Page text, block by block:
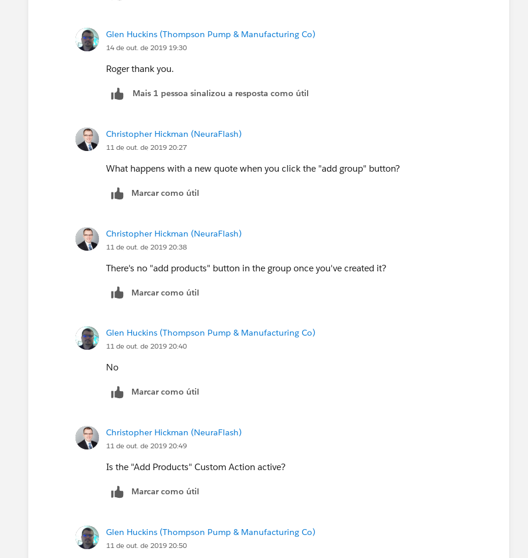
Glen Huckins (Thompson Pump & Manufacturing Co)
14 de out. de 2019 19:30
Roger thank you.
Mais 1 pessoa sinalizou a resposta como útil
Christopher Hickman (NeuraFlash)
11 de out. de 2019 20:27
What happens with a new quote when you click the "add group" button?
Marcar como útil
Christopher Hickman (NeuraFlash)
11 de out. de 2019 20:38
There's no "add products" button in the group once you've created it?
Marcar como útil
Glen Huckins (Thompson Pump & Manufacturing Co)
11 de out. de 2019 20:40
No
Marcar como útil
Christopher Hickman (NeuraFlash)
11 de out. de 2019 20:49
Is the "Add Products" Custom Action active?
Marcar como útil
Glen Huckins (Thompson Pump & Manufacturing Co)
11 de out. de 2019 20:50